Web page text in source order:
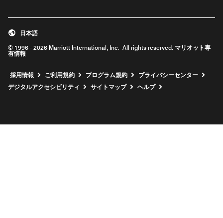
© 1996 - 2026 Marriott International, Inc. All rights reserved. マリオット専
有情報
日本語
採用情報 新しいウィンドウで開く
ご利用規約 プログラム規約
プライバシーセンター
デジタルアクセシビリティ
サイトマップ ヘルプ